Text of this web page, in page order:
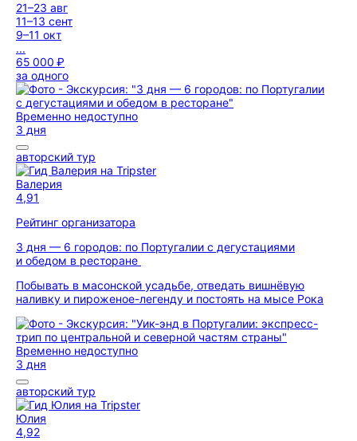
21–23 авг
11–13 сент
9–11 окт
...
65 000 ₽
за одного
Временно недоступно
3 дня
авторский тур
Валерия
4,91
Рейтинг организатора
3 дня — 6 городов: по Португалии с дегустациями
и обедом в ресторане
Побывать в масонской усадьбе, отведать вишнёвую
наливку и пироженое-легенду и постоять на мысе Рока
Временно недоступно
3 дня
авторский тур
Юлия
4,92